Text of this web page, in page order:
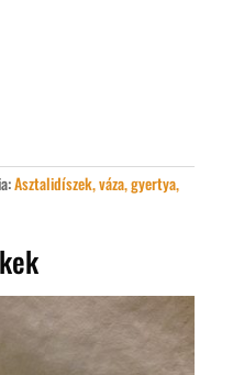
Asztalidíszek, váza, gyertya,